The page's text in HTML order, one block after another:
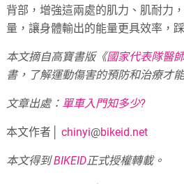
背部，增強這兩處的肌力、肌耐力
量，讓身體輸出的能量更具效率，
本文摘自高寶書版《國家代表隊醫
書，了解運動傷害的預防和治療才
文章出處： 單車入門知多少?
本文作者│chinyi@bikeid.net
本文得到BIKEID正式授權轉載。